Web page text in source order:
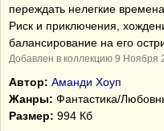
переждать нелегкие
Риск и приключения,
балансирование на его
Добавлен в коллекцию 9 Ноября
Автор: Аманди Хоуп
Жанры: Фантастика/
Размер: 994 Кб